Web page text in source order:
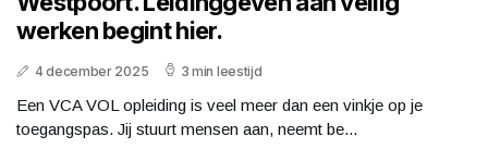
werken begint hier.
4 december 2025 3 min leestijd
Een VCA VOL opleiding is veel meer dan een vinkje op je
toegangspas. Jij stuurt mensen aan, neemt be...